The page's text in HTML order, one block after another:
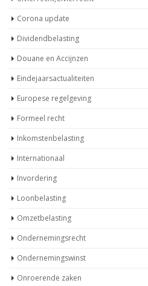
Corona update
Dividendbelasting
Douane en Accijnzen
Eindejaarsactualiteiten
Europese regelgeving
Formeel recht
Inkomstenbelasting
Internationaal
Invordering
Loonbelasting
Omzetbelasting
Ondernemingsrecht
Ondernemingswinst
Onroerende zaken